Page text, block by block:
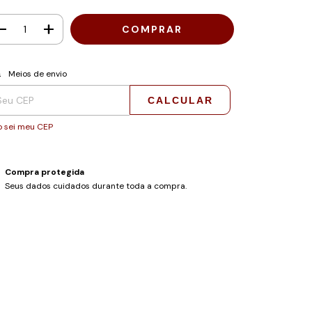
para o CEP:
Meios de envio
CALCULAR
sei meu CEP
Compra protegida
Seus dados cuidados durante toda a compra.